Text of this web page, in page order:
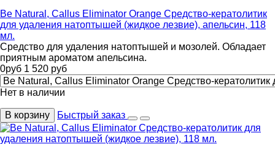
Be Natural, Callus Eliminator Orange Средство-кератолитик
для удаления натоптышей (жидкое лезвие), апельсин, 118
мл.
Средство для удаления натоптышей и мозолей. Обладает
приятным ароматом апельсина.
0руб 1 520 руб
Нет в наличии
В корзину Быстрый заказ